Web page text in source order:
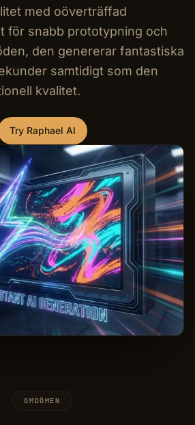
med oöverträffad
för snabb prototypning och
den genererar fantastiska
samtidigt som den
kvalitet.
Try Raphael AI
OMDÖMEN